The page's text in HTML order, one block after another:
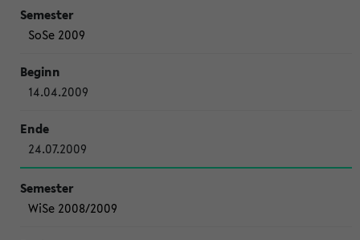
SoSe 2009
14.04.2009
24.07.2009
WiSe 2008/2009